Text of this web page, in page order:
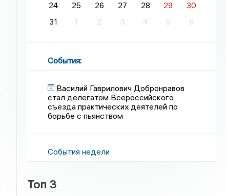
24
25 26 27 28 29
30
31
1 2 3 4 5 6
События:
Василий Гаврилович Добронравов
стал делегатом Всероссийского
съезда практических деятелей по
борьбе с пьянством
События недели
Топ 3